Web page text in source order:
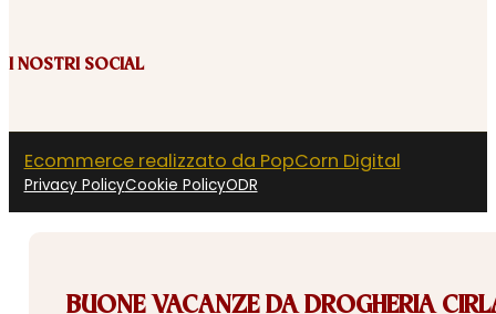
I NOSTRI SOCIAL
Ecommerce realizzato da PopCorn Digital
Privacy PolicyCookie PolicyODR
BUONE VACANZE DA DROGHERIA